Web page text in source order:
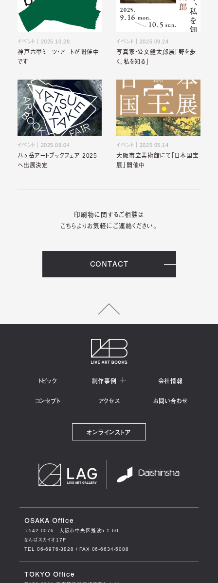
イベント 2025.10.28
神戸六甲ミーツ・アートが開催中
です
イベント 2025.09.24
写真家・公文健太郎展「野を歩
く、私を知る」
イベント 2025.09.04
八ヶ岳アートブックフェア 2025
へ出展決定
イベント 2025.05.14
大阪市立美術館にて「日本国宝
展」開催中
印刷物に関するご相談は
こちらよりお気軽にご連絡ください。
CONTACT
トピック 制作事例 会社情報
コンセプト アクセス お問い合わせ
オンラインストア
OSAKA Office
〒542-0076 大阪市中央区難波5-1-60
なんばスカイオ17F
TEL 06-6976-3828 / FAX 06-6634-5088
TOKYO Office